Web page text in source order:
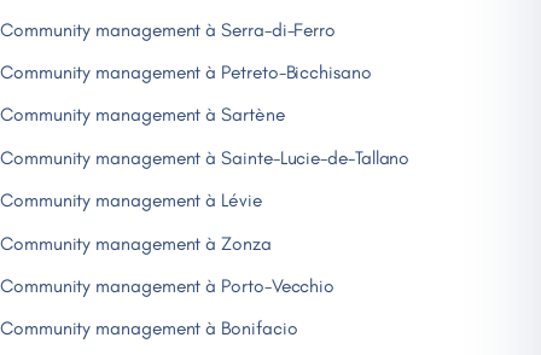
Community management à Serra-di-Ferro
Community management à Petreto-Bicchisano
Community management à Sartène
Community management à Sainte-Lucie-de-Tallano
Community management à Lévie
Community management à Zonza
Community management à Porto-Vecchio
Community management à Bonifacio